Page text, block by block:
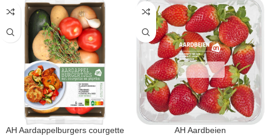
AH Aardappelburgers courgette
AH Aardbeien